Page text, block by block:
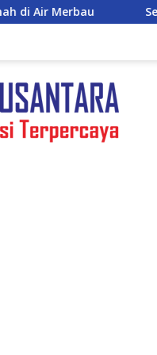
Selain Membangun,